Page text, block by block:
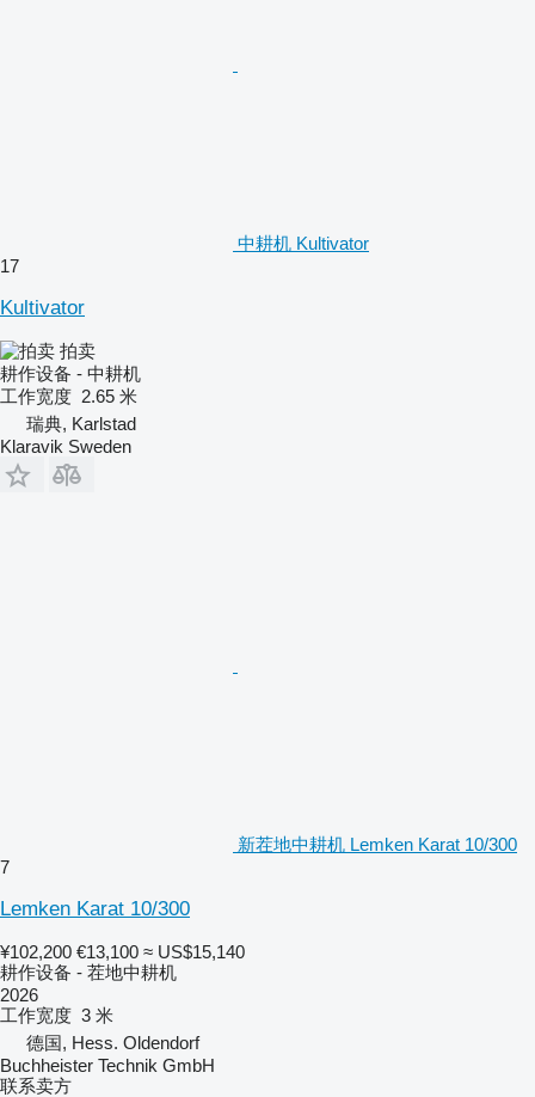
中耕机 Kultivator
17
Kultivator
拍卖
耕作设备 - 中耕机
工作宽度 2.65 米
瑞典, Karlstad
Klaravik Sweden
新茬地中耕机 Lemken Karat 10/300
7
Lemken Karat 10/300
¥102,200 €13,100 ≈ US$15,140
耕作设备 - 茬地中耕机
2026
工作宽度 3 米
德国, Hess. Oldendorf
Buchheister Technik GmbH
联系卖方